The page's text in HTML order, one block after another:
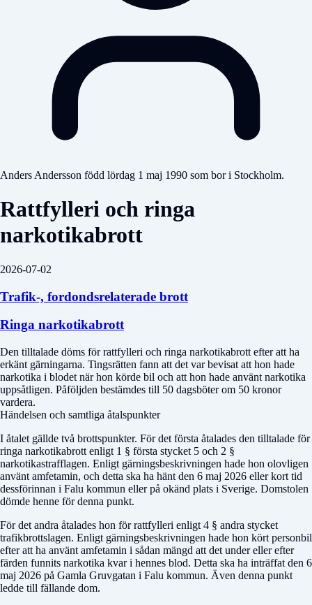
Anders Andersson född lördag 1 maj 1990 som bor i Stockholm.
Rattfylleri och ringa
narkotikabrott
2026-07-02
Trafik-, fordondsrelaterade brott
Ringa narkotikabrott
Den tilltalade döms för rattfylleri och ringa narkotikabrott efter att ha
erkänt gärningarna. Tingsrätten fann att det var bevisat att hon hade
narkotika i blodet när hon körde bil och att hon hade använt narkotika
uppsåtligen. Påföljden bestämdes till 50 dagsböter om 50 kronor
vardera.
Händelsen och samtliga åtalspunkter
I åtalet gällde två brottspunkter. För det första åtalades den tilltalade för
ringa narkotikabrott enligt 1 § första stycket 5 och 2 §
narkotikastrafflagen. Enligt gärningsbeskrivningen hade hon olovligen
använt amfetamin, och detta ska ha hänt den 6 maj 2026 eller kort tid
dessförinnan i Falu kommun eller på okänd plats i Sverige. Domstolen
dömde henne för denna punkt.
För det andra åtalades hon för rattfylleri enligt 4 § andra stycket
trafikbrottslagen. Enligt gärningsbeskrivningen hade hon kört personbil
efter att ha använt amfetamin i sådan mängd att det under eller efter
färden funnits narkotika kvar i hennes blod. Detta ska ha inträffat den 6
maj 2026 på Gamla Gruvgatan i Falu kommun. Även denna punkt
ledde till fällande dom.